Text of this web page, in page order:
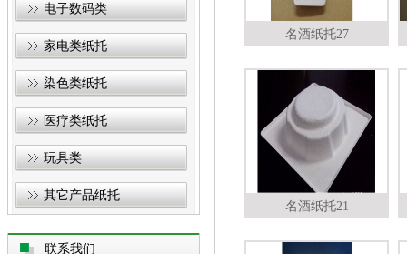
电子数码类
家电类纸托
染色类纸托
医疗类纸托
玩具类
其它产品纸托
联系我们
名酒纸托27
名酒纸托21